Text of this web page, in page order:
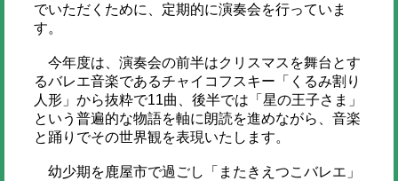
でいただくために、定期的に演奏会を行っていま
す。
今年度は、演奏会の前半はクリスマスを舞台とす
るバレエ音楽であるチャイコフスキー「くるみ割り
人形」から抜粋で11曲、後半では「星の王子さま」
という普遍的な物語を軸に朗読を進めながら、音楽
と踊りでその世界観を表現いたします。
幼少期を鹿屋市で過ごし「またきえつこバレエ」